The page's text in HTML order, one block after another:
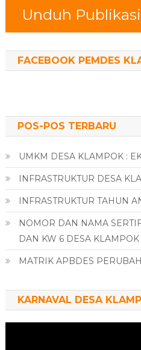
Unduh
FACEBOOK PEMDES
POS-POS TERBARU
UMKM DESA KLAMPOK :
INFRASTRUKTUR DESA
INFRASTRUKTUR TAHUN
NOMOR DAN NAMA
DAN KW 6 DESA KLAMPOK
MATRIK APBDES
KARNAVAL DESA